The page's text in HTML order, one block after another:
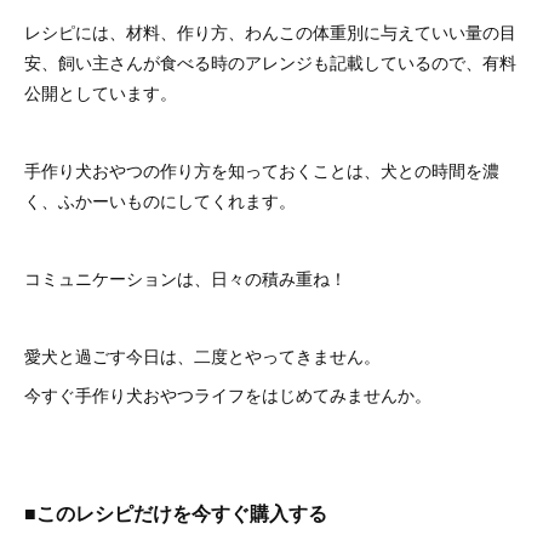
レシピには、材料、作り方、わんこの体重別に与えていい量の目
安、飼い主さんが食べる時のアレンジも記載しているので、有料
公開としています。
手作り犬おやつの作り方を知っておくことは、犬との時間を濃
く、ふかーいものにしてくれます。
コミュニケーションは、日々の積み重ね！
愛犬と過ごす今日は、二度とやってきません。
今すぐ手作り犬おやつライフをはじめてみませんか。
■このレシピだけを今すぐ購入する